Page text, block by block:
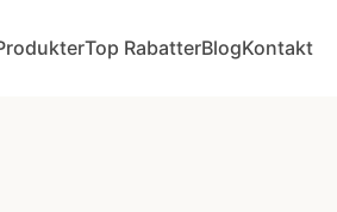
Top RabatterBlogKontakt